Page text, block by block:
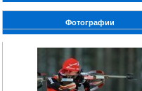
Фотографии